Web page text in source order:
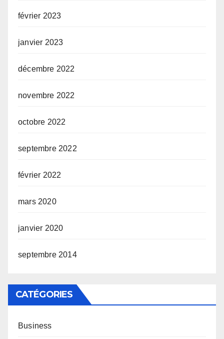
février 2023
janvier 2023
décembre 2022
novembre 2022
octobre 2022
septembre 2022
février 2022
mars 2020
janvier 2020
septembre 2014
CATÉGORIES
Business